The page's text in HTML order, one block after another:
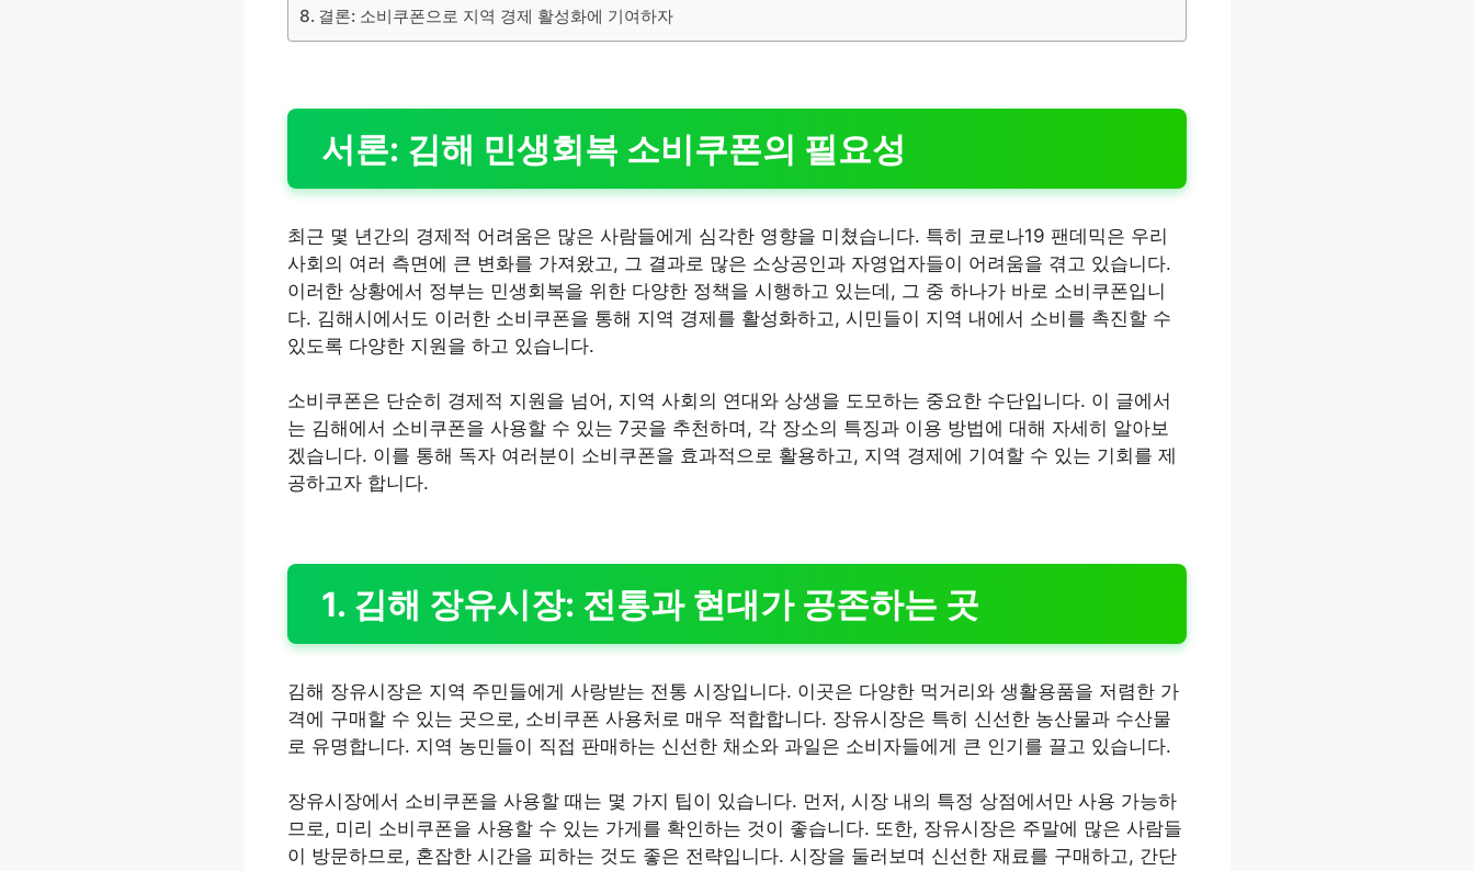
결론: 소비쿠폰으로 지역 경제 활성화에 기여하자
서론: 김해 민생회복 소비쿠폰의 필요성
최근 몇 년간의 경제적 어려움은 많은 사람들에게 심각한 영향을 미쳤습니다. 특히 코로나19 팬데믹은 우리
사회의 여러 측면에 큰 변화를 가져왔고, 그 결과로 많은 소상공인과 자영업자들이 어려움을 겪고 있습니다.
이러한 상황에서 정부는 민생회복을 위한 다양한 정책을 시행하고 있는데, 그 중 하나가 바로 소비쿠폰입니
다. 김해시에서도 이러한 소비쿠폰을 통해 지역 경제를 활성화하고, 시민들이 지역 내에서 소비를 촉진할 수
있도록 다양한 지원을 하고 있습니다.
소비쿠폰은 단순히 경제적 지원을 넘어, 지역 사회의 연대와 상생을 도모하는 중요한 수단입니다. 이 글에서
는 김해에서 소비쿠폰을 사용할 수 있는 7곳을 추천하며, 각 장소의 특징과 이용 방법에 대해 자세히 알아보
겠습니다. 이를 통해 독자 여러분이 소비쿠폰을 효과적으로 활용하고, 지역 경제에 기여할 수 있는 기회를 제
공하고자 합니다.
1. 김해 장유시장: 전통과 현대가 공존하는 곳
김해 장유시장은 지역 주민들에게 사랑받는 전통 시장입니다. 이곳은 다양한 먹거리와 생활용품을 저렴한 가
격에 구매할 수 있는 곳으로, 소비쿠폰 사용처로 매우 적합합니다. 장유시장은 특히 신선한 농산물과 수산물
로 유명합니다. 지역 농민들이 직접 판매하는 신선한 채소와 과일은 소비자들에게 큰 인기를 끌고 있습니다.
장유시장에서 소비쿠폰을 사용할 때는 몇 가지 팁이 있습니다. 먼저, 시장 내의 특정 상점에서만 사용 가능하
므로, 미리 소비쿠폰을 사용할 수 있는 가게를 확인하는 것이 좋습니다. 또한, 장유시장은 주말에 많은 사람들
이 방문하므로, 혼잡한 시간을 피하는 것도 좋은 전략입니다. 시장을 둘러보며 신선한 재료를 구매하고, 간단